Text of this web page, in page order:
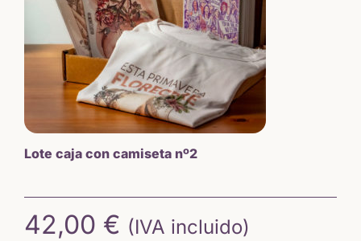
Lote caja con camiseta nº2
42,00 € (IVA incluido)